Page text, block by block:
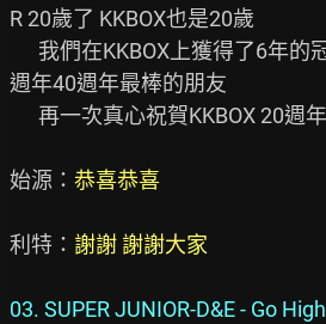
R 20歲了 KKBOX也是20歲
週年40週年最棒的朋友
始源： 恭喜恭喜
利特： 謝謝 謝謝大家
03. SUPER JUNIOR-D&E - Go High